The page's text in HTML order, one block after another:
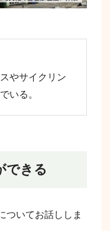
やサイクリン
いる。
できる
ついてお話ししま